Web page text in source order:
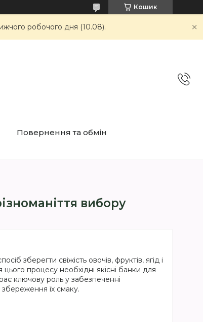
Кошик
робочого дня (10.08).
Повернення та обмін
вибору
зберегти свіжість овочів, фруктів, ягід і
процесу необхідні якісні банки для
ключову роль у забезпеченні
збереження їх смаку.